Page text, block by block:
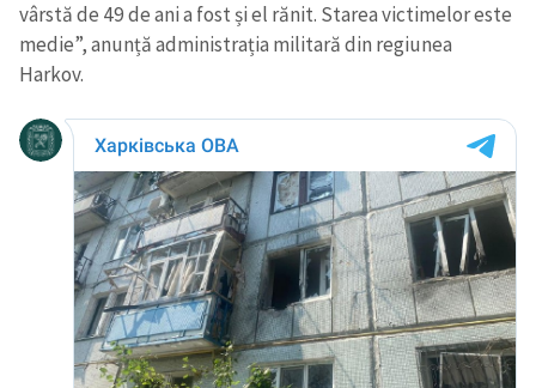
vârstă de 49 de ani a fost și el rănit. Starea victimelor este
medie”, anunță administrația militară din regiunea
Harkov.